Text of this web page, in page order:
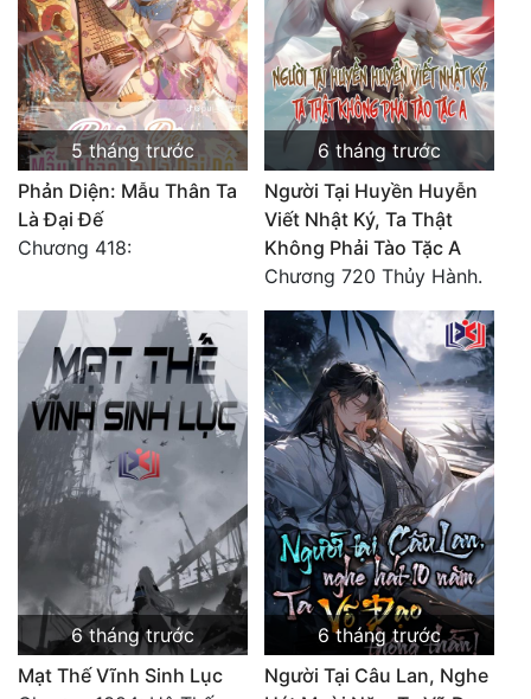
Vô Địch Lưu
Xây Dựng Thế Lực
Đam Mỹ
Đẹp
Đẹp Hiệp
Tính Cách Nhân Vật :
Cơ Trí
Sát Phạt Quyết Đoán
Vô Sỉ
Điềm Đạm
5 tháng trước
Phản Diện: Mẫu Thân Ta
Là Đại Đế
Chương 418:
6 tháng trước
Người Tại Huyền Huyễn
Viết Nhật Ký, Ta Thật
Không Phải Tào Tặc A
Chương 720 Thủy Hành.
6 tháng trước
Mạt Thế Vĩnh Sinh Lục
6 tháng trước
Người Tại Câu Lan, Nghe